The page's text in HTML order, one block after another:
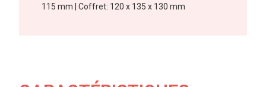
115 mm | Coffret: 120 x 135 x 130 mm